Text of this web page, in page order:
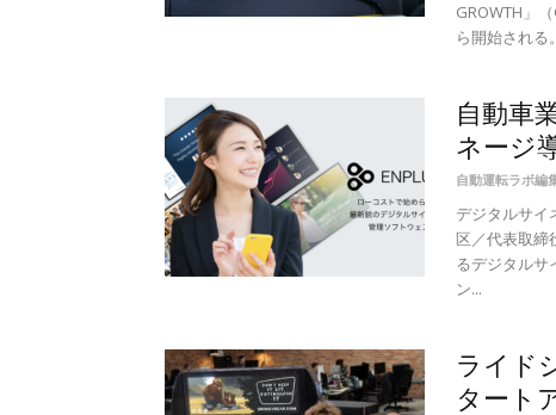
GROWTH」
ら開始される
自動車
ネージ
自動運転ラボ編
デジタルサイ
区／代表取締
るデジタルサ
ン...
ライド
タート